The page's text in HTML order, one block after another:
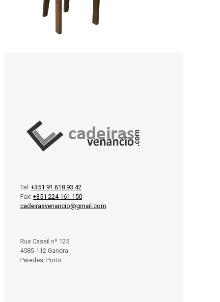
Tel: +351 91 618 93 42
Fax: +351 224 161 150
cadeirasvenancio@gmail.com
Rua Cassil nº 125
4585-112 Gandra
Paredes, Porto